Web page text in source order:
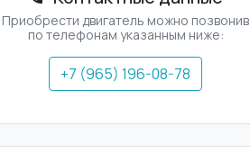
Приобрести двигатель можно позвонив
по телефонам указанным ниже:
+7 (965) 196-08-78